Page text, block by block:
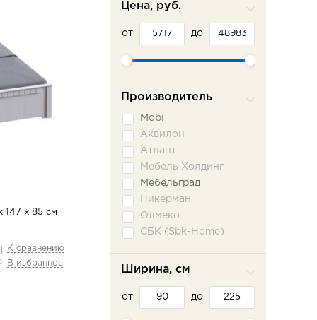
147 х 85 см
К сравнению
В избранное
Цена, руб.
от до
Производитель
Mobi
Аквилон
Атлант
Мебель Холдинг
Мебельград
Никерман
Олмеко
СБК (Sbk-Home)
Сон-сервис
Ширина, см
от до